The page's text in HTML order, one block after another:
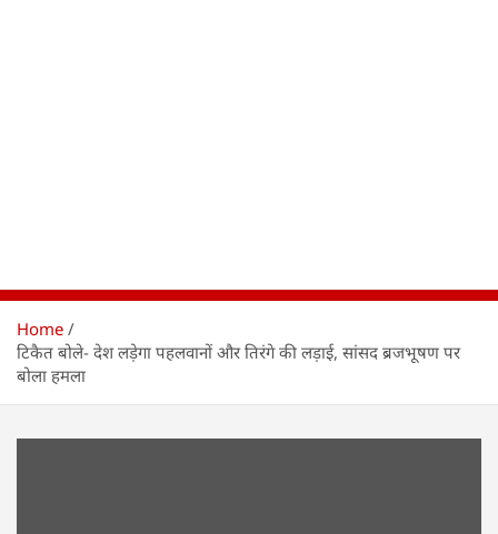
Home
टिकैत बोले- देश लड़ेगा पहलवानों और तिरंगे की लड़ाई, सांसद ब्रजभूषण पर
बोला हमला